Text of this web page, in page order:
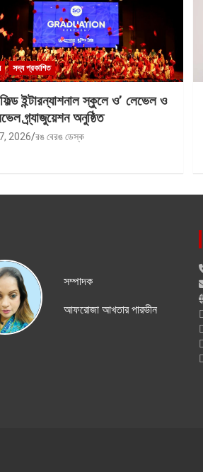
সদ্য প্রকাশিত
ইন্টারন্যাশনাল স্কুলে ও’ লেভেল ও
গ্র্যাজুয়েশন অনুষ্ঠিত
2026 রঙ বেরঙ ডেস্ক
সম্পাদক
আফরোজা আখতার পারভীন